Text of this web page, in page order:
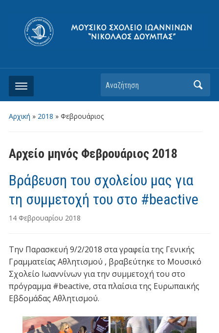
Αρχική » 2018 » Φεβρουάριος
Αρχείο μηνός Φεβρουάριος 2018
Bράβευση του σχολείου μας για
τη συμμετοχή του στο #beactive
14 Φεβρουαρίου 2018
Την Παρασκευή 9/2/2018 στα γραφεία της Γενικής
Γραμματείας Αθλητισμού , βραβεύτηκε το Μουσικό
Σχολείο Ιωαννίνων για την συμμετοχή του στο
πρόγραμμα #beactive, στα πλαίσια της Ευρωπαικής
Εβδομάδας Αθλητισμού.